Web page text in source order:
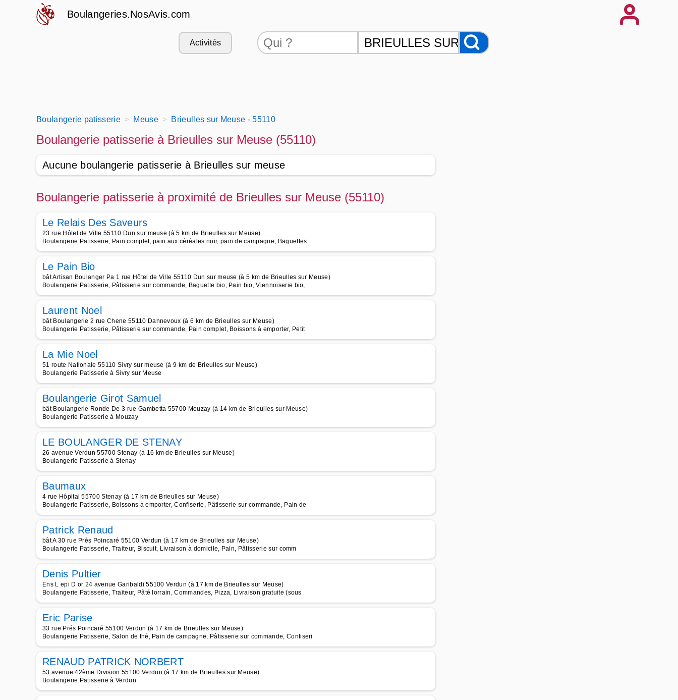
Boulangeries.NosAvis.com
Activités
Boulangerie patisserie Meuse Brieulles sur Meuse - 55110
Boulangerie patisserie à Brieulles sur Meuse (55110)
Aucune boulangerie patisserie à Brieulles sur meuse
Boulangerie patisserie à proximité de Brieulles sur Meuse (55110)
Le Relais Des Saveurs
23 rue Hôtel de Ville 55110 Dun sur meuse (à 5 km de Brieulles sur Meuse)
Boulangerie Patisserie, Pain complet, pain aux céréales noir, pain de campagne, Baguettes
Le Pain Bio
bât Artisan Boulanger Pa 1 rue Hôtel de Ville 55110 Dun sur meuse (à 5 km de Brieulles sur Meuse)
Boulangerie Patisserie, Pâtisserie sur commande, Baguette bio, Pain bio, Viennoiserie bio,
Laurent Noel
bât Boulangerie 2 rue Chene 55110 Dannevoux (à 6 km de Brieulles sur Meuse)
Boulangerie Patisserie, Pâtisserie sur commande, Pain complet, Boissons à emporter, Petit
La Mie Noel
51 route Nationale 55110 Sivry sur meuse (à 9 km de Brieulles sur Meuse)
Boulangerie Patisserie à Sivry sur Meuse
Boulangerie Girot Samuel
bât Boulangerie Ronde De 3 rue Gambetta 55700 Mouzay (à 14 km de Brieulles sur Meuse)
Boulangerie Patisserie à Mouzay
LE BOULANGER DE STENAY
26 avenue Verdun 55700 Stenay (à 16 km de Brieulles sur Meuse)
Boulangerie Patisserie à Stenay
Baumaux
4 rue Hôpital 55700 Stenay (à 17 km de Brieulles sur Meuse)
Boulangerie Patisserie, Boissons à emporter, Confiserie, Pâtisserie sur commande, Pain de
Patrick Renaud
bât A 30 rue Prés Poincaré 55100 Verdun (à 17 km de Brieulles sur Meuse)
Boulangerie Patisserie, Traiteur, Biscuit, Livraison à domicile, Pain, Pâtisserie sur comm
Denis Pultier
Ens L epi D or 24 avenue Garibaldi 55100 Verdun (à 17 km de Brieulles sur Meuse)
Boulangerie Patisserie, Traiteur, Pâté lorrain, Commandes, Pizza, Livraison gratuite (sous
Eric Parise
33 rue Prés Poincaré 55100 Verdun (à 17 km de Brieulles sur Meuse)
Boulangerie Patisserie, Salon de thé, Pain de campagne, Pâtisserie sur commande, Confiseri
RENAUD PATRICK NORBERT
53 avenue 42ème Division 55100 Verdun (à 17 km de Brieulles sur Meuse)
Boulangerie Patisserie à Verdun